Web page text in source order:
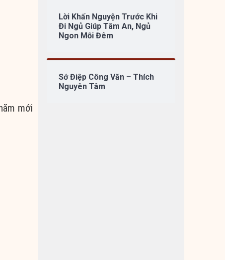
mới
Lời Khấn Nguyện Trước Khi
Đi Ngủ Giúp Tâm An, Ngủ
Ngon Mỗi Đêm
Sớ Điệp Công Văn – Thích
Nguyên Tâm